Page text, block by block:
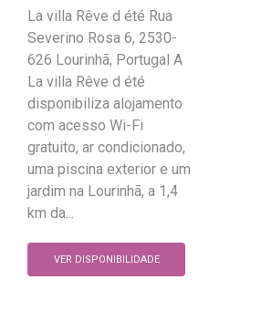
La villa Rêve d été Rua
Severino Rosa 6, 2530-
626 Lourinhã, Portugal A
La villa Rêve d été
disponibiliza alojamento
com acesso Wi-Fi
gratuito, ar condicionado,
uma piscina exterior e um
jardim na Lourinhã, a 1,4
km da...
VER DISPONIBILIDADE